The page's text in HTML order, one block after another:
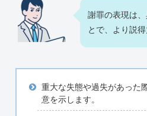
謝罪の表現は
とで、より説得
重大な失態や過失があった
意を示します。